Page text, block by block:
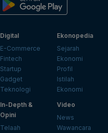
Digital
E-Commerce
Fintech
Startup
Gadget
Teknologi
Ekonopedia
Sejarah
Ekonomi
Profil
Istilah
Ekonomi
In-Depth &
Opini
Telaah
Video
News
Wawancara